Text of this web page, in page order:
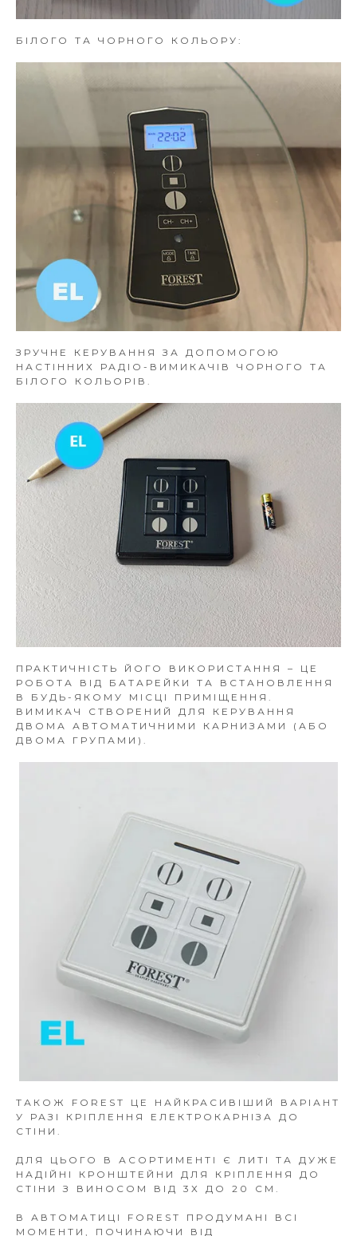
БІЛОГО ТА ЧОРНОГО КОЛЬОРУ:
ЗРУЧНЕ КЕРУВАННЯ ЗА ДОПОМОГОЮ
НАСТІННИХ РАДІО-ВИМИКАЧІВ ЧОРНОГО ТА
БІЛОГО КОЛЬОРІВ.
ПРАКТИЧНІСТЬ ЙОГО ВИКОРИСТАННЯ – ЦЕ
РОБОТА ВІД БАТАРЕЙКИ ТА ВСТАНОВЛЕННЯ
В БУДЬ-ЯКОМУ МІСЦІ ПРИМІЩЕННЯ.
ВИМИКАЧ СТВОРЕНИЙ ДЛЯ КЕРУВАННЯ
ДВОМА АВТОМАТИЧНИМИ КАРНИЗАМИ (АБО
ДВОМА ГРУПАМИ).
ТАКОЖ FOREST ЦЕ НАЙКРАСИВІШИЙ ВАРІАНТ
У РАЗІ КРІПЛЕННЯ ЕЛЕКТРОКАРНІЗА ДО
СТІНИ.
ДЛЯ ЦЬОГО В АСОРТИМЕНТІ Є ЛИТІ ТА ДУЖЕ
НАДІЙНІ КРОНШТЕЙНИ ДЛЯ КРІПЛЕННЯ ДО
СТІНИ З ВИНОСОМ ВІД 3Х ДО 20 СМ.
В АВТОМАТИЦІ FOREST ПРОДУМАНІ ВСІ
МОМЕНТИ, ПОЧИНАЮЧИ ВІД